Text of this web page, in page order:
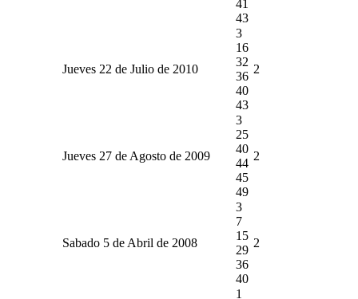
41
43
Jueves 22 de Julio de 2010
3
16
32
36
40
43
2
Jueves 27 de Agosto de 2009
3
25
40
44
45
49
2
Sabado 5 de Abril de 2008
3
7
15
29
36
40
2
1